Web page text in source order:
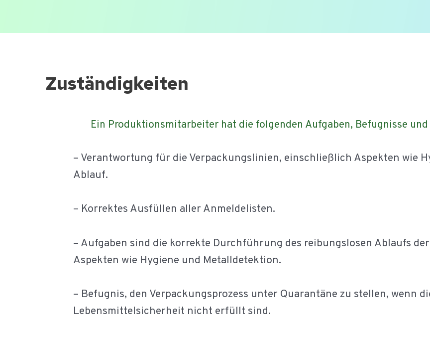
Zuständigkeiten
Ein Produktionsmitarbeiter hat die folgenden Aufgaben, Befugnisse
– Verantwortung für die Verpackungslinien, einschließlich Aspekten wie
Ablauf.
– Korrektes Ausfüllen aller Anmeldelisten.
– Aufgaben sind die korrekte Durchführung des reibungslosen Ablaufs
Aspekten wie Hygiene und Metalldetektion.
– Befugnis, den Verpackungsprozess unter Quarantäne zu stellen, wenn
Lebensmittelsicherheit nicht erfüllt sind.